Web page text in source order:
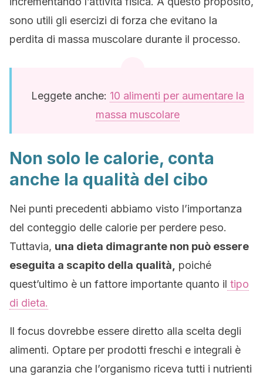
sono utili gli esercizi di forza che evitano la
perdita di massa muscolare durante il processo.
Leggete anche: 10 alimenti per aumentare la
massa muscolare
Non solo le calorie, conta
anche la qualità del cibo
Nei punti precedenti abbiamo visto l’importanza
del conteggio delle calorie per perdere peso.
Tuttavia, una dieta dimagrante non può essere
eseguita a scapito della qualità,
poiché
quest’ultimo è un fattore importante quanto il tipo
di dieta.
Il focus dovrebbe essere diretto alla scelta degli
alimenti. Optare per prodotti freschi e integrali è
una garanzia che l’organismo riceva tutti i nutrienti